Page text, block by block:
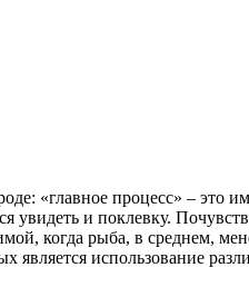
«главное процесс» – это
и поклевку.
когда рыба, в среднем,
является использование